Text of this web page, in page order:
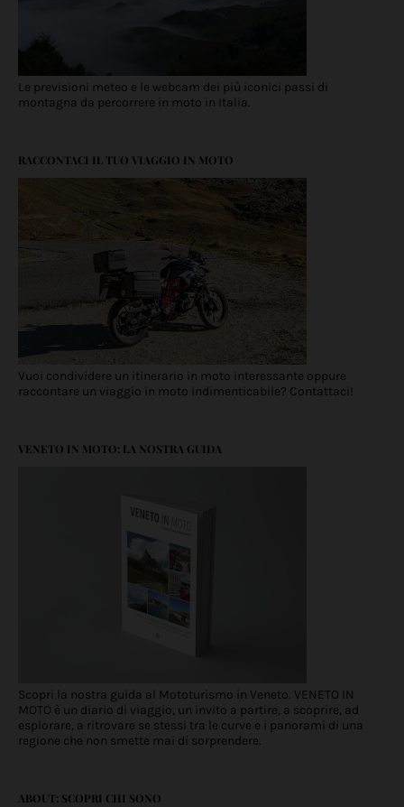
Le previsioni meteo e le webcam dei più iconici passi di
montagna da percorrere in moto in Italia.
RACCONTACI IL TUO VIAGGIO IN MOTO
Vuoi condividere un itinerario in moto interessante oppure
raccontare un viaggio in moto indimenticabile? Contattaci!
VENETO IN MOTO: LA NOSTRA GUIDA
Scopri la nostra guida al Mototurismo in Veneto. VENETO IN
MOTO è un diario di viaggio, un invito a partire, a scoprire, ad
esplorare, a ritrovare se stessi tra le curve e i panorami di una
regione che non smette mai di sorprendere.
ABOUT: SCOPRI CHI SONO